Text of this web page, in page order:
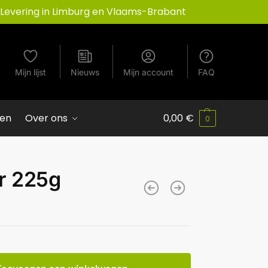
Levering in Limburg en Vlaams-Brabant
Mijn lijst Nieuws Mijn account FAQ
Over ons 0,00 € 0
225g